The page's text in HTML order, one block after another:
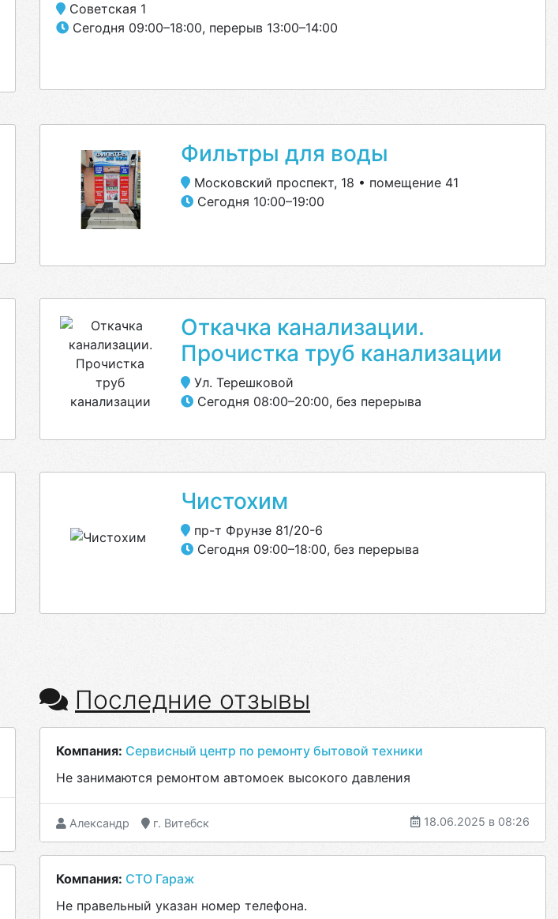
Советская 1
Сегодня 09:00–18:00, перерыв 13:00–14:00
Фильтры для воды
Московский проспект, 18 • помещение 41
Сегодня 10:00–19:00
Откачка канализации.
Прочистка труб канализации
Ул. Терешковой
Сегодня 08:00–20:00, без перерыва
Чистохим
пр-т Фрунзе 81/20-6
Сегодня 09:00–18:00, без перерыва
Последние отзывы
Компания: Сервисный центр по ремонту бытовой техники
Не занимаются ремонтом автомоек высокого давления
Александр г. Витебск 18.06.2025 в 08:26
Компания: СТО Гараж
Не правельный указан номер телефона.